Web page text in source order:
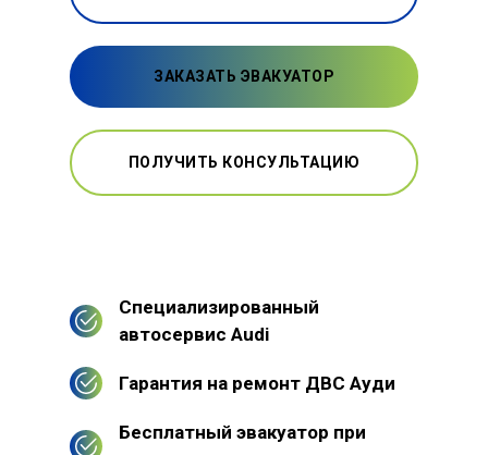
ЗАКАЗАТЬ ЭВАКУАТОР
ПОЛУЧИТЬ КОНСУЛЬТАЦИЮ
Специализированный
автосервис Audi
Гарантия на ремонт ДВС Ауди
Бесплатный эвакуатор при